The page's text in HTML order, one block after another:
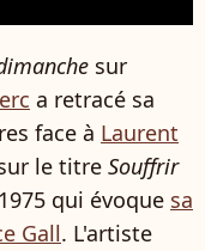
sur
a retracé sa
face à Laurent
le titre Souffrir
qui évoque sa
Gall. L'artiste